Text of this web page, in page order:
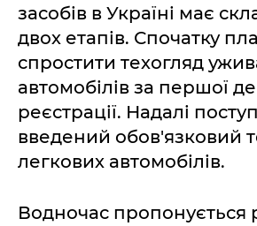
засобів в Україні має
двох етапів. Спочатку
спростити техогляд
автомобілів за першої
реєстрації. Надалі
введений обов'язковий
легкових автомобілів.
Водночас пропонується